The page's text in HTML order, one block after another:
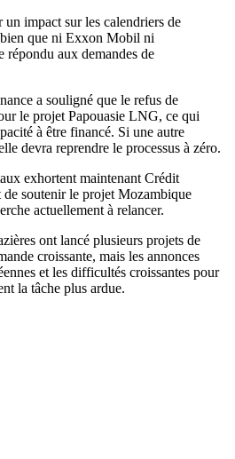
impact sur les calendriers de
que ni Exxon Mobil ni
répondu aux demandes de
a souligné que le refus de
le projet Papouasie LNG, ce qui
à être financé. Si une autre
devra reprendre le processus à zéro.
exhortent maintenant Crédit
de soutenir le projet Mozambique
actuellement à relancer.
ont lancé plusieurs projets de
croissante, mais les annonces
et les difficultés croissantes pour
la tâche plus ardue.